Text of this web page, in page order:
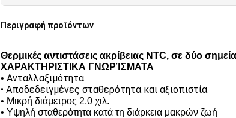
Περιγραφή προϊόντων
Θερμικές αντιστάσεις ακρίβειας NTC, σε δύο
ΧΑΡΑΚΤΗΡΙΣΤΙΚΑ ΓΝΩΡΊΣΜΑΤΑ
• Ανταλλαξιμότητα
• Αποδεδειγμένες σταθερότητα και αξιοπιστία
• Μικρή διάμετρος 2,0 χιλ.
• Υψηλή σταθερότητα κατά τη διάρκεια μακρών ζωή